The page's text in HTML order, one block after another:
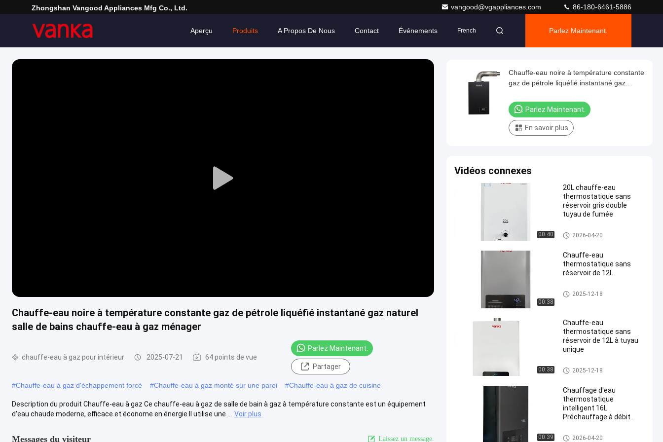
Zhongshan Vangood Appliances Mfg Co., Ltd. vangood@vgappliances.com 86-180-6461-5886
Aperçu Produits A Propos De Nous Contact Événements French Parlez Maintenant.
Play
Chauffe-eau noire à température constante gaz de pétrole liquéfié instantané gaz naturel
salle de bains chauffe-eau à gaz ménager
chauffe-eau à gaz pour intérieur 2025-07-21 64 points de vue
Parlez Maintenant.
Partager
#Chauffe-eau à gaz d'échappement forcé #Chauffe-eau à gaz monté sur une paroi #Chauffe-eau à gaz de cuisine
Description du produit Chauffe-eau à gaz Ce chauffe-eau à gaz de salle de bain à gaz à température constante est un équipement
d'eau chaude moderne, efficace et économe en énergie.Il utilise une ...
Voir plus
Messages du visiteur Laissez un message.
Chauffe-eau noire à température constante
gaz de pétrole liquéfié instantané gaz
ménager
Parlez Maintenant.
En savoir plus
Vidéos connexes
00:40
20L chauffe-eau
thermostatique sans
réservoir gris double
tuyau de fumée
chauffe-eau à gaz de combust
ion
2026-04-20
00:38
Chauffe-eau
thermostatique sans
réservoir de 12L
chauffe-eau à gaz pour intérie
ur
2025-12-18
00:38
Chauffe-eau
thermostatique sans
réservoir de 12L à tuyau
unique
chauffe-eau à gaz pour intérie
ur
2025-12-18
00:39
Chauffage d'eau
thermostatique
intelligent 16L
Préchauffage à débit
basse pression
chauffe-eau à gaz pour intérie
2026-04-20